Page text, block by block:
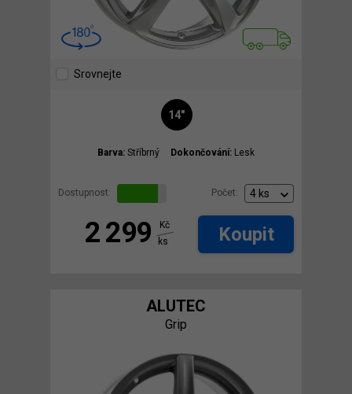
Srovnejte
14"
Barva: Stříbrný Dokončování: Lesk
Dostupnost: Počet:
2 299
Kč
ks
Koupit
ALUTEC
Grip